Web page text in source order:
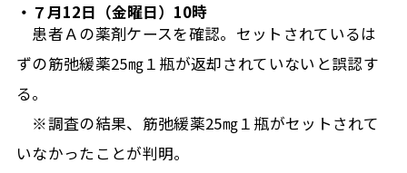
・７月12日（金曜日）10時
患者Ａの薬剤ケースを確認。セットされているは
ずの筋弛緩薬25㎎１瓶が返却されていないと誤認す
る。
※調査の結果、筋弛緩薬25㎎１瓶がセットされて
いなかったことが判明。